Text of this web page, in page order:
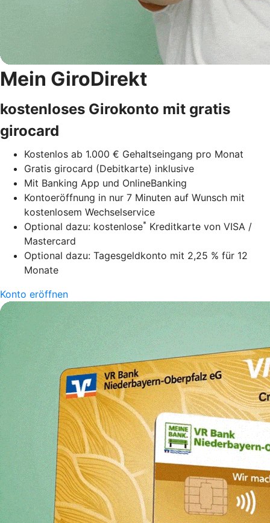
Mein GiroDirekt
kostenloses Girokonto mit gratis
girocard
Kostenlos ab 1.000 € Gehaltseingang pro Monat
Gratis girocard (Debitkarte) inklusive
Mit Banking App und OnlineBanking
Kontoeröffnung in nur 7 Minuten auf Wunsch mit
kostenlosem Wechselservice
Optional dazu: kostenlose* Kreditkarte von VISA /
Mastercard
Optional dazu: Tagesgeldkonto mit 2,25 % für 12
Monate
Konto eröffnen